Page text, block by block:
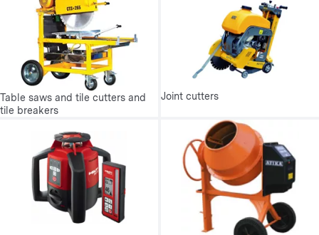
Table saws and tile cutters and
tile breakers
Joint cutters